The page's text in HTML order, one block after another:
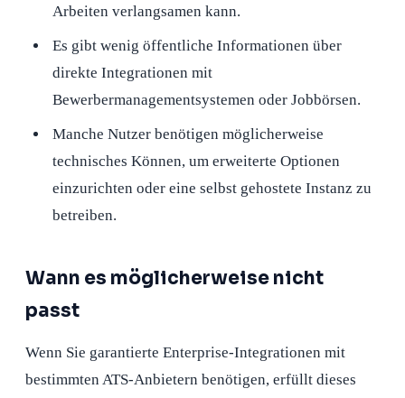
Arbeiten verlangsamen kann.
Es gibt wenig öffentliche Informationen über
direkte Integrationen mit
Bewerbermanagementsystemen oder Jobbörsen.
Manche Nutzer benötigen möglicherweise
technisches Können, um erweiterte Optionen
einzurichten oder eine selbst gehostete Instanz zu
betreiben.
Wann es möglicherweise nicht
passt
Wenn Sie garantierte Enterprise-Integrationen mit
bestimmten ATS-Anbietern benötigen, erfüllt dieses